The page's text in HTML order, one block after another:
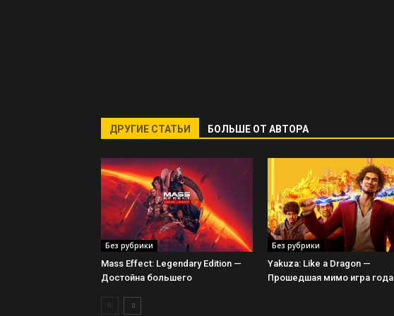
ДРУГИЕ СТАТЬИ БОЛЬШЕ ОТ АВТОРА
Без рубрики
Mass Effect: Legendary Edition —
Достойна большего
Без рубрики
Yakuza: Like a Dragon —
Прошедшая мимо игра года